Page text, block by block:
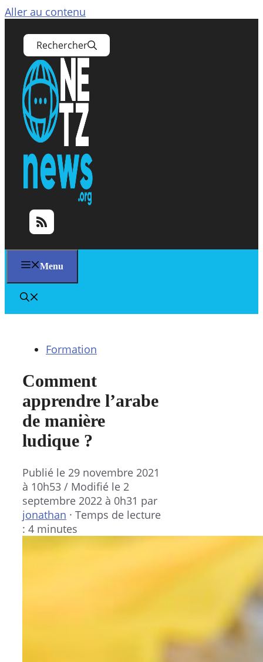
Aller au contenu
Rechercher
Menu
Formation
Comment
apprendre l’arabe
de manière
ludique ?
Publié le 29 novembre 2021
à 10h53 / Modifié le 2
septembre 2022 à 0h31 par
jonathan · Temps de lecture
: 4 minutes